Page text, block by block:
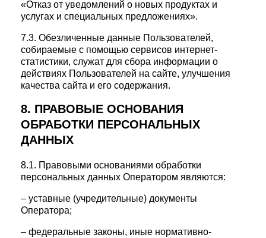
«Отказ от уведомлений о новых продуктах и
услугах и специальных предложениях».
7.3. Обезличенные данные Пользователей,
собираемые с помощью сервисов интернет-
статистики, служат для сбора информации о
действиях Пользователей на сайте, улучшения
качества сайта и его содержания.
8. ПРАВОВЫЕ ОСНОВАНИЯ
ОБРАБОТКИ ПЕРСОНАЛЬНЫХ
ДАННЫХ
8.1. Правовыми основаниями обработки
персональных данных Оператором являются:
– уставные (учредительные) документы
Оператора;
– федеральные законы, иные нормативно-